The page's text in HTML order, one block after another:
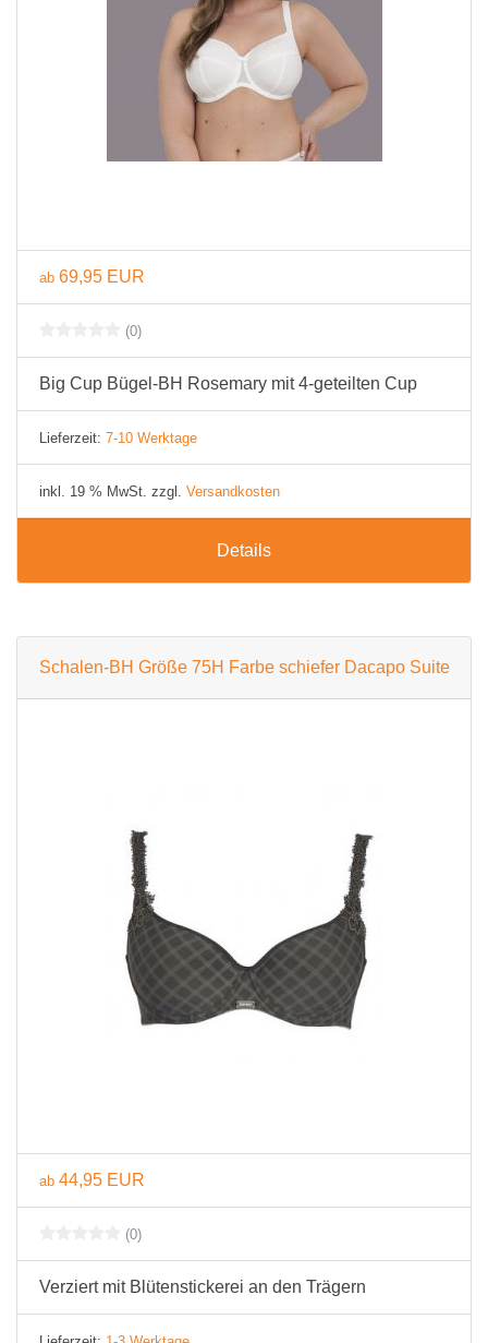
ab 69,95 EUR
(0)
Big Cup Bügel-BH Rosemary mit 4-geteilten Cup
Lieferzeit: 7-10 Werktage
inkl. 19 % MwSt. zzgl. Versandkosten
Details
Schalen-BH Größe 75H Farbe schiefer Dacapo Suite
ab 44,95 EUR
(0)
Verziert mit Blütenstickerei an den Trägern